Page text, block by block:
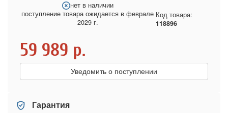
нет в наличии
поступление товара ожидается в феврале
2029 г.
Код товара:
118896
59 989 р.
Уведомить о поступлении
Гарантия